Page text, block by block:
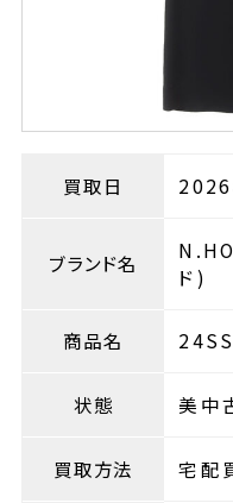
買取日
ブランド名
ド)
商品名
状態 美中
買取方法 宅配